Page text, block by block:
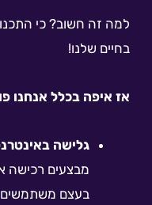
למה זה חשוב? כי
בחיים שלנו!
אז איפה בכלל אנחנו
גלישה
מבצעים רכישה
בעצם